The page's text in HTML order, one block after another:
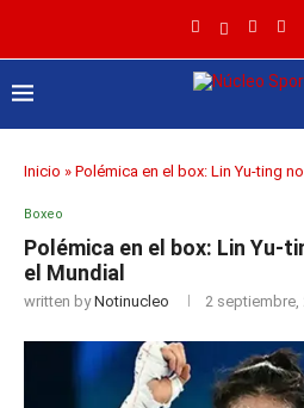
Inicio » Polémica en el box: Lin Yu-ting
Boxeo
Polémica en el box: Lin Yu-
el Mundial
written byNotinucleo 2 septiembre,